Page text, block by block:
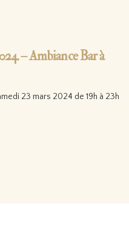
– Ambiance Bar à
23 mars 2024 de 19h à 23h